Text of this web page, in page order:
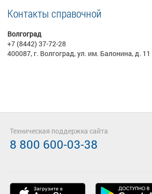
Контакты справочной
Волгоград
+7 (8442) 37-72-28
400087, г. Волгоград, ул. им. Балонина, д. 11
Техническая поддержка сайта
8 800 600-03-38